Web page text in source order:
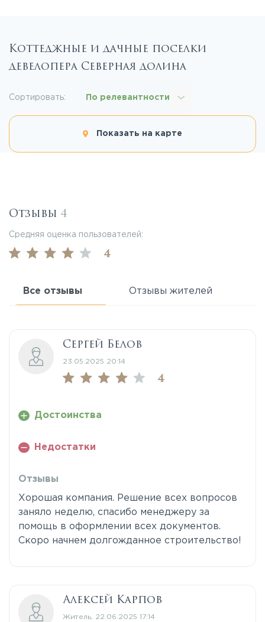
Коттеджные и дачные поселки
девелопера Северная долина
Показать на карте
Сортировать: По релевантности
Отзывы 4
Средняя оценка пользователей:
4
Все отзывы Отзывы жителей
Сергей Белов
23.05.2025 20:14
4
Достоинства
Недостатки
Отзывы
Хорошая компания. Решение всех вопросов
заняло неделю, спасибо менеджеру за
помощь в оформлении всех документов.
Скоро начнем долгожданное строительство!
Алексей Карпов
Житель, 22.06.2025 17:14